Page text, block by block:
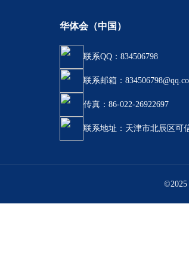
华体会（中国）
联系QQ：834506798
联系邮箱：
传真：86-022-26922697
联系地址：天津市北辰区可
©2025